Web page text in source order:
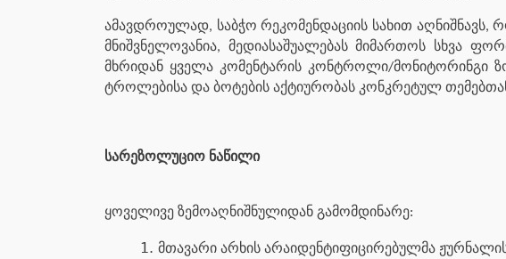
ამავდროულად, საბჭო რეკომენდაციის სახით აღნიშნავს,
მნიშვნელოვანია, მედიასაშუალებას მიმართოს სხვა
მხრიდან ყველა კომენტარის კონტროლი/მონიტორინგი
ტროლებისა და ბოტების აქტიურობას კონკრეტულ
სარეზოლუციო ნაწილი
ყოველივე ზემოაღნიშნულიდან გამომდინარე:
მთავარი არხის არაიდენტიფიცირებულმა